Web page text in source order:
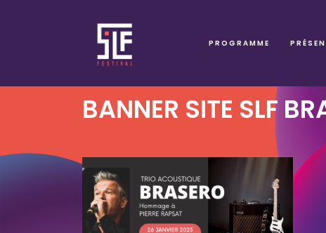
PROGRAMME
BANNER SITE SLF